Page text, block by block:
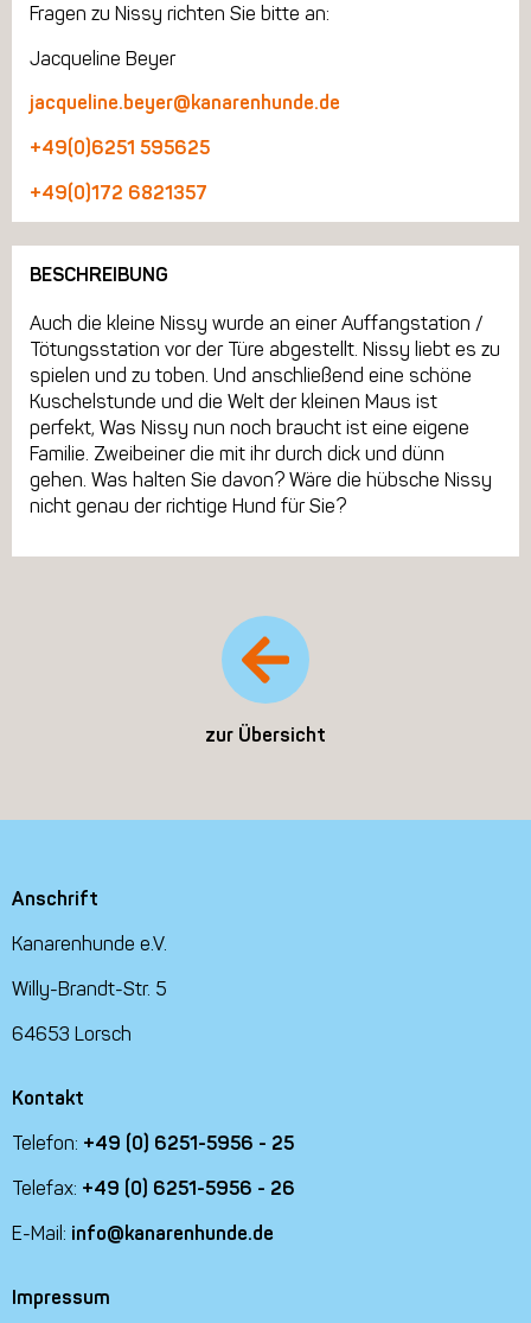
Fragen zu Nissy richten Sie bitte an:
Jacqueline Beyer
jacqueline.beyer@kanarenhunde.de
+49(0)6251 595625
+49(0)172 6821357
BESCHREIBUNG
Auch die kleine Nissy wurde an einer Auffangstation /
Tötungsstation vor der Türe abgestellt. Nissy liebt es zu
spielen und zu toben. Und anschließend eine schöne
Kuschelstunde und die Welt der kleinen Maus ist
perfekt, Was Nissy nun noch braucht ist eine eigene
Familie. Zweibeiner die mit ihr durch dick und dünn
gehen. Was halten Sie davon? Wäre die hübsche Nissy
nicht genau der richtige Hund für Sie?
zur Übersicht
Anschrift
Kanarenhunde e.V.
Willy-Brandt-Str. 5
64653 Lorsch
Kontakt
Telefon: +49 (0) 6251-5956 - 25
Telefax: +49 (0) 6251-5956 - 26
E-Mail: info@kanarenhunde.de
Impressum